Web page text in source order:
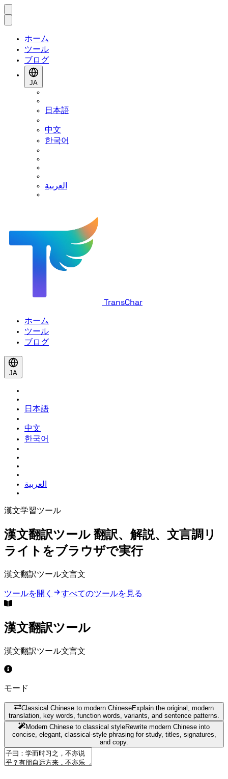
ホーム
ツール
ブログ
JA
日本語
中文
한국어
العربية
TransChar
ホーム
ツール
ブログ
JA
日本語
中文
한국어
العربية
漢文学習ツール
漢文翻訳ツール翻訳、解説、文言調リ
ライトをブラウザで実行
漢文翻訳ツール helps translate short 文言文 passages into modern Chinese, inspect function words and sentence patterns, and rewrite modern Chinese in a concise classical style locally.
ツールを開く すべてのツールを見る
漢文翻訳ツール
漢文翻訳ツール helps translate short 文言文 passages into modern Chinese, inspect function words and sentence patterns, and rewrite modern Chinese in a concise classical style locally.
モード
Classical Chinese to modern ChineseExplain the original, modern
translation, key words, function words, variants, and sentence patterns.
Modern Chinese to classical styleRewrite modern Chinese into
concise, elegant, classical-style phrasing for study, titles, signatures,
and copy.